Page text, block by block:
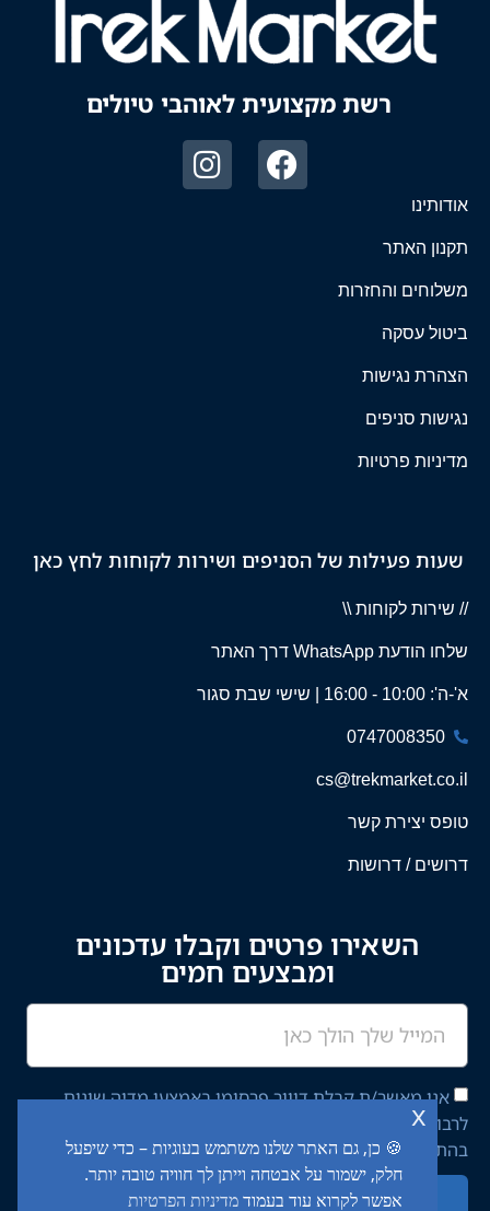
🍪 כן, גם האתר שלנו משתמש בעוגיות – כדי שיפעל
חלק, ישמור על אבטחה וייתן לך חוויה טובה יותר.
אפשר לקרוא עוד בעמודמדיניות הפרטיות
x
רשת מקצועית לאוהבי טיולים
אודותינו
תקנון האתר
משלוחים והחזרות
ביטול עסקה
הצהרת נגישות
נגישות סניפים
מדיניות פרטיות
שעות פעילות של הסניפים ושירות לקוחות לחץ כאן
// שירות לקוחות \\
שלחו הודעת WhatsApp דרך האתר
א'-ה': 10:00 - 16:00 | שישי שבת סגור
0747008350
cs@trekmarket.co.il
טופס יצירת קשר
דרושים / דרושות
השאירו פרטים וקבלו עדכונים
ומבצעים חמים
אני מאשר/ת קבלת דיוור פרסומי באמצעי מדיה שונים
לרבות מסרון ודוא"ל מחברת יציב איתן השקעות בע"מ,
בהתאם ל־מדיניות הפרטיותבאתר.